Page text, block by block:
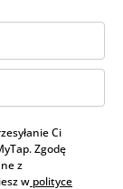
Ci
Zgodę
z
w polityce